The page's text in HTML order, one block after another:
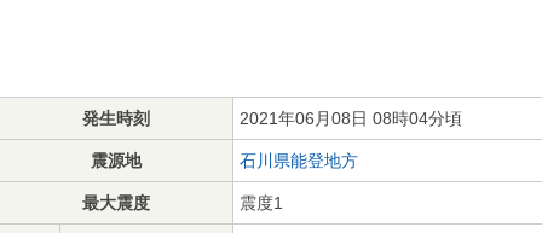
発生時刻 2021年06月08日 08時04分頃
震源地 石川県能登地方
最大震度 震度1